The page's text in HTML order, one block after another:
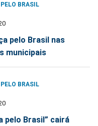
BRASIL
pelo Brasil nas
municipais
BRASIL
pelo Brasil” cairá